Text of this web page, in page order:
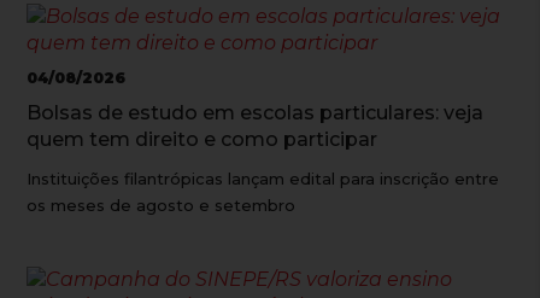
04/08/2026
Bolsas de estudo em escolas particulares: veja
quem tem direito e como participar
Instituições filantrópicas lançam edital para inscrição entre
os meses de agosto e setembro